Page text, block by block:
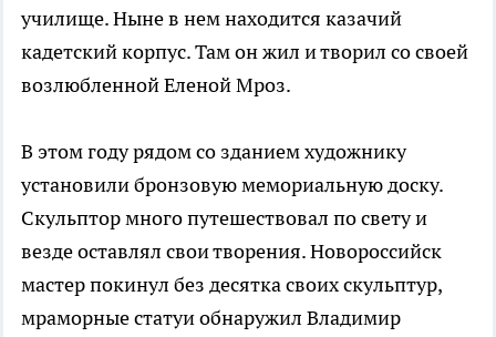
училище. Ныне в нем находится казачий
кадетский корпус. Там он жил и творил со своей
возлюбленной Еленой Мроз.
В этом году рядом со зданием художнику
установили бронзовую мемориальную доску.
Скульптор много путешествовал по свету и
везде оставлял свои творения. Новороссийск
мастер покинул без десятка своих скульптур,
мраморные статуи обнаружил Владимир